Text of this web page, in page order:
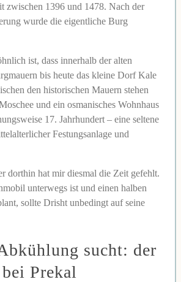
zwischen 1396 und 1478. Nach der
wurde die eigentliche Burg
ist, dass innerhalb der alten
bis heute das kleine Dorf Kale
den historischen Mauern stehen
und ein osmanisches Wohnhaus
17. Jahrhundert – eine seltene
Festungsanlage und
dorthin hat mir diesmal die Zeit gefehlt.
unterwegs ist und einen halben
sollte Drisht unbedingt auf seine
sucht: der
Prekal